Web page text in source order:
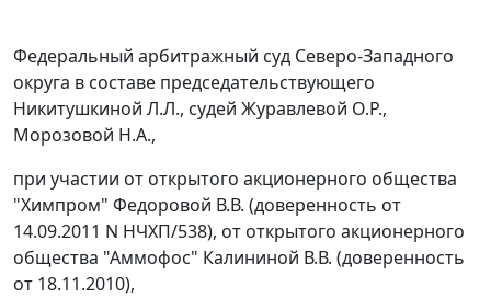
Федеральный арбитражный суд Северо-Западного
округа в составе председательствующего
Никитушкиной Л.Л., судей Журавлевой О.Р.,
Морозовой Н.А.,
при участии от открытого акционерного общества
"Химпром" Федоровой В.В. (доверенность от
14.09.2011 N НЧХП/538), от открытого акционерного
общества "Аммофос" Калининой В.В. (доверенность
от 18.11.2010),